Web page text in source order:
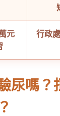
元
行政
尿嗎？